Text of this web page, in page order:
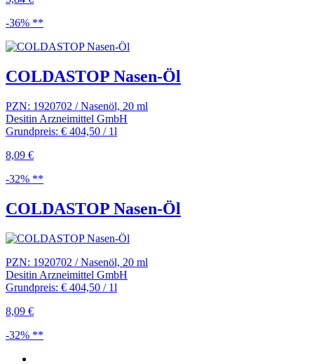
-36% **
COLDASTOP Nasen-Öl
PZN: 1920702 / Nasenöl, 20 ml
Desitin Arzneimittel GmbH
Grundpreis: € 404,50 / 1l
8,09 €
-32% **
COLDASTOP Nasen-Öl
PZN: 1920702 / Nasenöl, 20 ml
Desitin Arzneimittel GmbH
Grundpreis: € 404,50 / 1l
8,09 €
-32% **